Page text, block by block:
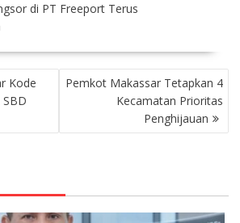
di PT Freeport Terus
Kode
Pemkot Makassar Tetapkan 4
Kecamatan Prioritas
Penghijauan